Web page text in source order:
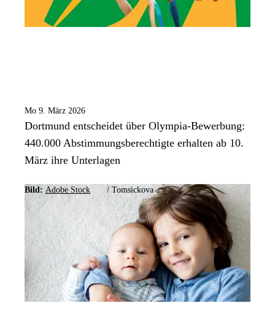
Mo 9. März 2026
Dortmund entscheidet über Olympia-Bewerbung:
440.000 Abstimmungsberechtigte erhalten ab 10.
März ihre Unterlagen
Bild: Adobe Stock / Tomsickova